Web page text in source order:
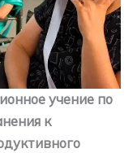
учение по
к